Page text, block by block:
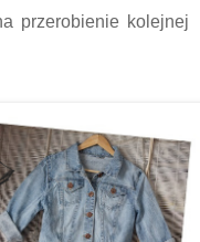
przerobienie kolejnej